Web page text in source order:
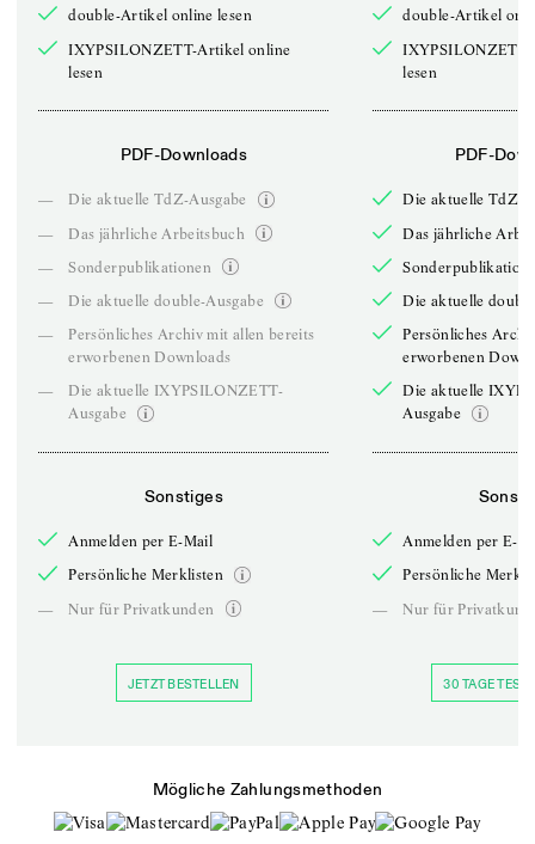
double-Artikel online lesen
IXYPSILONZETT-Artikel online
lesen
PDF-Downloads
—
Die aktuelle TdZ-Ausgabe
—
Das jährliche Arbeitsbuch
—
Sonderpublikationen
—
Die aktuelle double-Ausgabe
—
Persönliches Archiv mit allen bereits
erworbenen Downloads
—
Die aktuelle IXYPSILONZETT-
Ausgabe
Sonstiges
Anmelden per E-Mail
Persönliche Merklisten
—
Nur für Privatkunden
JETZT BESTELLEN
double-Artikel
lesen
PDF-
Die aktuelle TdZ-
Das jährliche
Die aktuelle
Persönliches
erworbenen
Die aktuelle
Ausgabe
Anmelden per E-
Persönliche
—
Nur für
30 TAGE
Mögliche Zahlungsmethoden